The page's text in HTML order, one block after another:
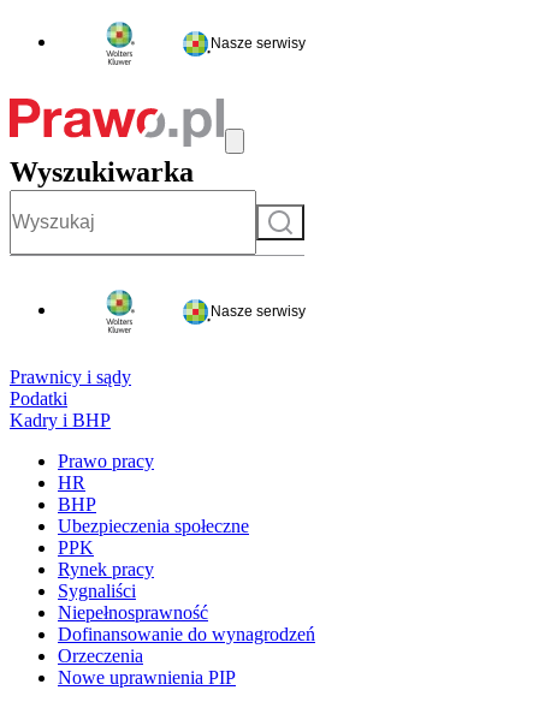
Nasze serwisy
Wyszukiwarka
Szukaj
Nasze serwisy
Prawnicy i sądy
Podatki
Kadry i BHP
Prawo pracy
HR
BHP
Ubezpieczenia społeczne
PPK
Rynek pracy
Sygnaliści
Niepełnosprawność
Dofinansowanie do wynagrodzeń
Orzeczenia
Nowe uprawnienia PIP